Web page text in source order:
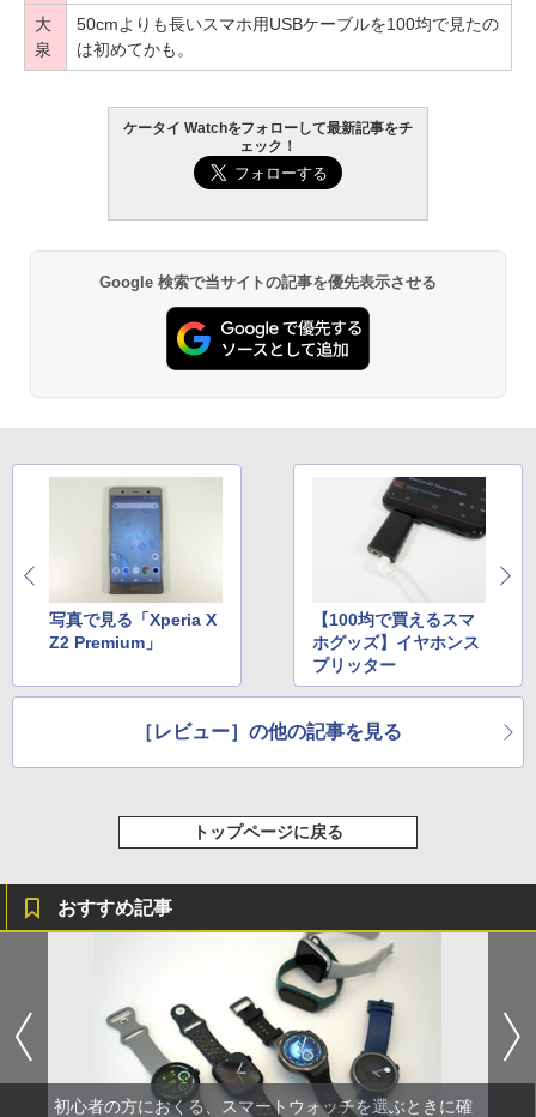
大
泉
50cmよりも長いスマホ用USBケーブルを100均で見たの
は初めてかも。
ケータイ Watchをフォローして最新記事をチ
ェック！
Google 検索で当サイトの記事を優先表示させる
写真で見る「Xperia X
Z2 Premium」
【100均で買えるスマ
ホグッズ】イヤホンス
プリッター
［レビュー］の他の記事を見る
トップページに戻る
おすすめ記事
初心者の方におくる、スマートウォッチを選ぶときに確